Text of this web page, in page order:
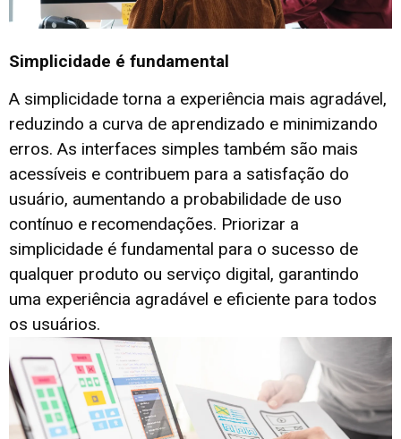
Simplicidade é fundamental
A simplicidade torna a experiência mais agradável,
reduzindo a curva de aprendizado e minimizando
erros. As interfaces simples também são mais
acessíveis e contribuem para a satisfação do
usuário, aumentando a probabilidade de uso
contínuo e recomendações. Priorizar a
simplicidade é fundamental para o sucesso de
qualquer produto ou serviço digital, garantindo
uma experiência agradável e eficiente para todos
os usuários.